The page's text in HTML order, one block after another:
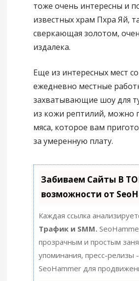
тоже очень интересны и
известных храм Пхра Яй,
сверкающая золотом,
издалека.
Еще из интересных мест
ежедневно местные
захватывающие шоу для
из кожи рептилий, можно
мяса, которое вам
за умеренную плату.
Забиваем Сайты В
возможности от
Каждая ссылка
Трафик и SMM.
прозрачным и простым
упоминания, пресс-релизы
SeoHammer для